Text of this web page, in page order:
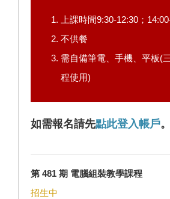
上課時間9:30-12:30；
不供餐
需自備筆電、手機、平板(
程使用)
如需報名請先點此登入帳戶。
第 481 期 電腦組裝教學課程
招生中